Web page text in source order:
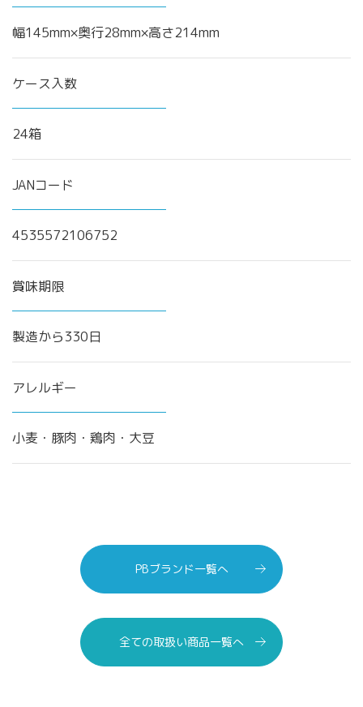
幅145mm×奥行28mm×高さ214mm
ケース入数
24箱
JANコード
4535572106752
賞味期限
製造から330日
アレルギー
小麦・豚肉・鶏肉・大豆
PBブランド一覧へ
全ての取扱い商品一覧へ